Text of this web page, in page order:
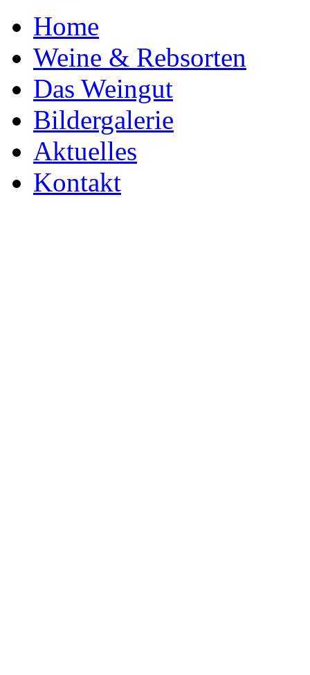
Home
Weine & Rebsorten
Das Weingut
Bildergalerie
Aktuelles
Kontakt